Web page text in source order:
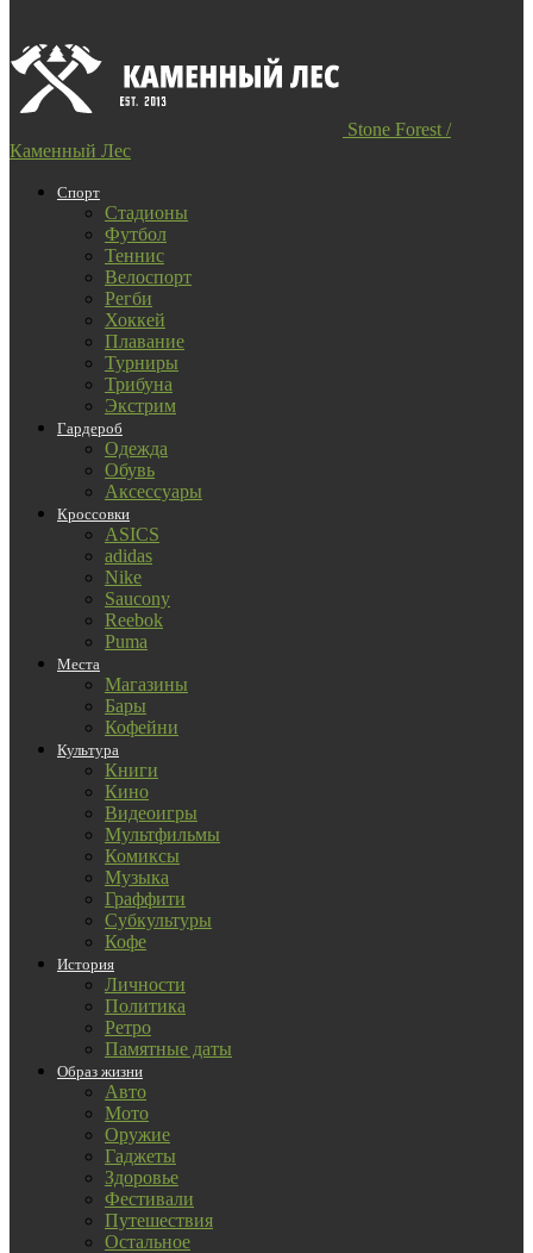
Stone Forest /
Каменный Лес
Спорт
Стадионы
Футбол
Теннис
Велоспорт
Регби
Хоккей
Плавание
Турниры
Трибуна
Экстрим
Гардероб
Одежда
Обувь
Аксессуары
Кроссовки
ASICS
adidas
Nike
Saucony
Reebok
Puma
Места
Магазины
Бары
Кофейни
Культура
Книги
Кино
Видеоигры
Мультфильмы
Комиксы
Музыка
Граффити
Субкультуры
Кофе
История
Личности
Политика
Ретро
Памятные даты
Образ жизни
Авто
Мото
Оружие
Гаджеты
Здоровье
Фестивали
Путешествия
Остальное